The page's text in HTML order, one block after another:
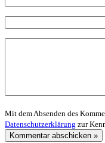
Mit dem Absenden des
Datenschutzerklärung zur